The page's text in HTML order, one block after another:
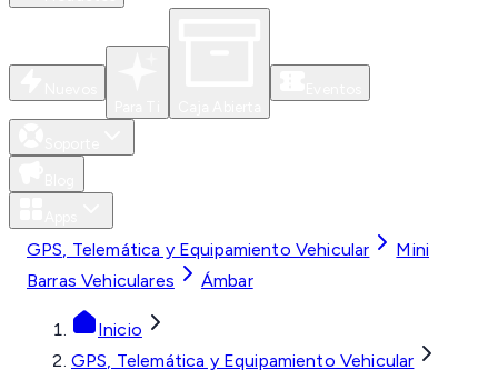
GPS, Telemática y Equipamiento Vehicular
Mini
Barras Vehiculares
Ámbar
Inicio
GPS, Telemática y Equipamiento Vehicular